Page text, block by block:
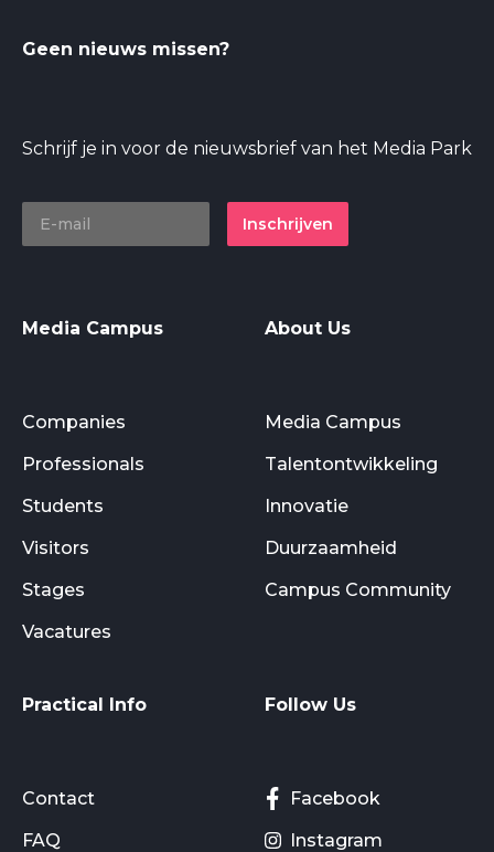
Geen nieuws missen?
Schrijf je in voor de nieuwsbrief van het Media Park
Inschrijven
Media Campus
Companies
Professionals
Students
Visitors
Stages
Vacatures
About Us
Media Campus
Talentontwikkeling
Innovatie
Duurzaamheid
Campus Community
Practical Info
Contact
FAQ
Follow Us
Facebook
Instagram